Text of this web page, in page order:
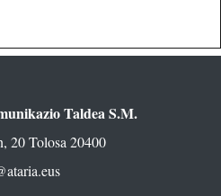
Taldea S.M.
20 Tolosa 20400